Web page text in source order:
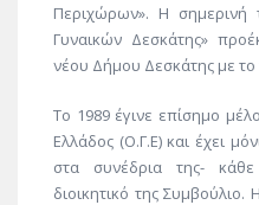
Περιχώρων». Η σημερινή
Γυναικών Δεσκάτης»
νέου Δήμου Δεσκάτης με
Το 1989 έγινε επίσημο
Ελλάδος (Ο.Γ.Ε) και έχει
στα συνέδρια της-
διοικητικό της